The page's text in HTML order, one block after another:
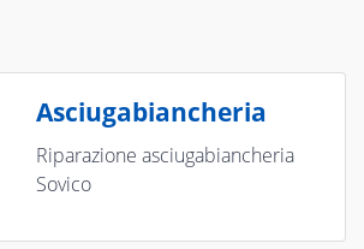
Asciugabiancheria
Riparazione asciugabiancheria
Sovico